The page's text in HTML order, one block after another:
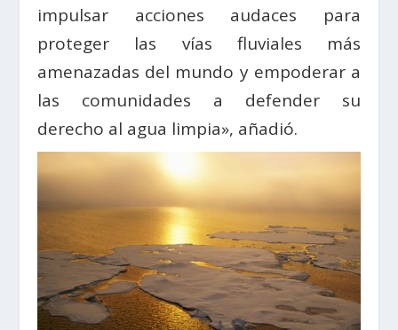
impulsar acciones audaces para
proteger las vías fluviales más
amenazadas del mundo y empoderar a
las comunidades a defender su
derecho al agua limpia», añadió.